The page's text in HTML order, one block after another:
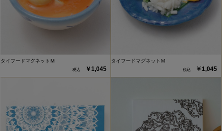
タイフードマグネットＭ
￥1,045
タイフードマグネットＭ
￥1,045